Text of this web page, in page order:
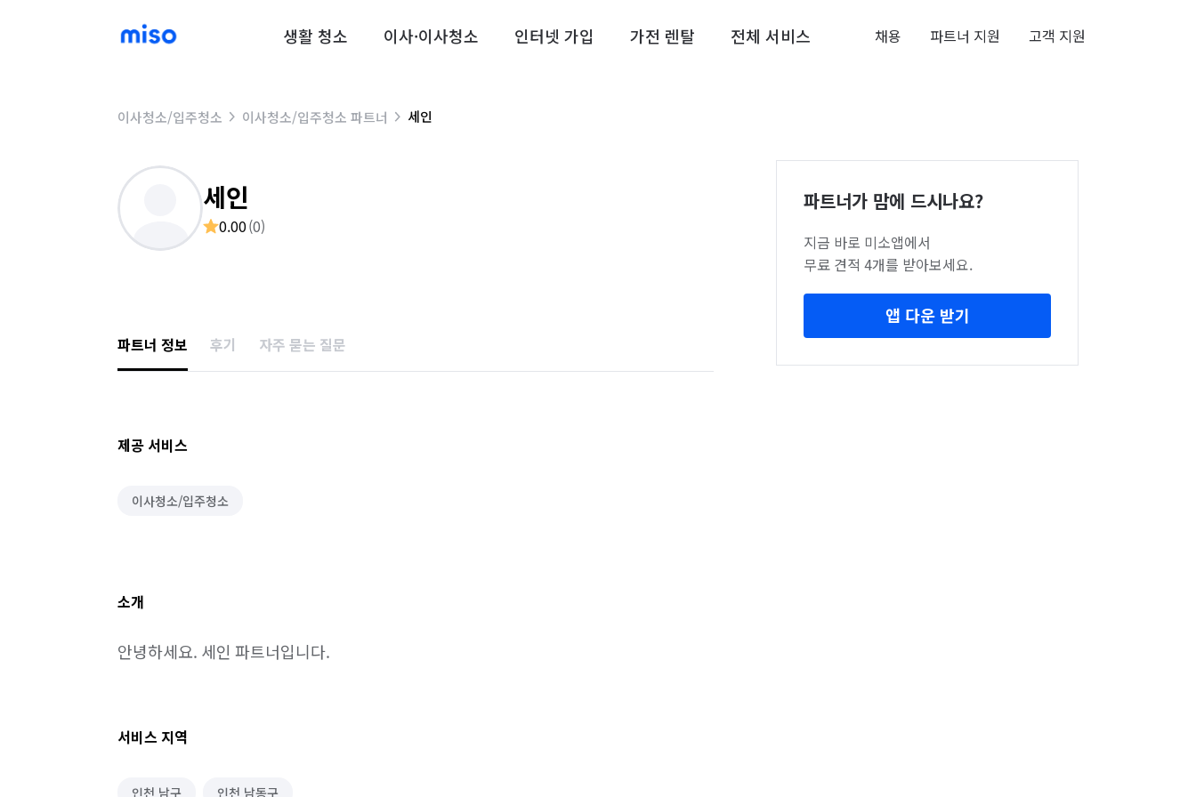
생활 청소 이사·이사청소 인터넷 가입 가전 렌탈 전체 서비스 채용 파트너 지원 고객 지원
이사청소/입주청소 이사청소/입주청소 파트너 세인
세인
0.00(0)
파트너 정보 후기 자주 묻는 질문
제공 서비스
이사청소/입주청소
소개
안녕하세요. 세인 파트너입니다.
서비스 지역
인천 남구 인천 남동구
파트너가 맘에 드시나요?
지금 바로 미소앱에서
무료 견적 4개를 받아보세요.
앱 다운 받기